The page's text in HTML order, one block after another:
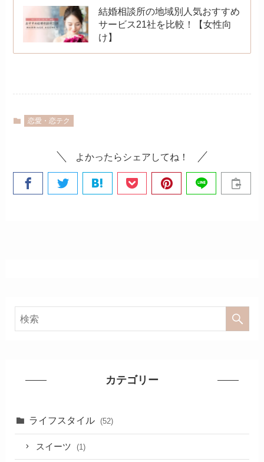
結婚相談所の地域別人気おすすめ
サービス21社を比較！【女性向
け】
恋愛・恋テク
よかったらシェアしてね！
カテゴリー
ライフスタイル (52)
スイーツ (1)